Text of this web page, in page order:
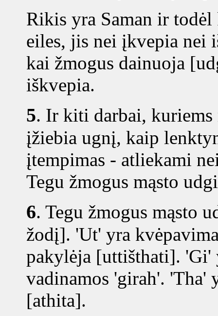
Rikis yra Saman ir
eiles, jis nei įkvepia nei
kai žmogus dainuoja
iškvepia.
5. Ir kiti darbai,
įžiebia ugnį, kaip
įtempimas - atliekami
Tegu žmogus mąsto
6. Tegu žmogus mąsto
žodį]. 'Ut' yra
pakylėja [uttišthati]. 'Gi'
vadinamos 'girah'. 'Tha'
[athita].